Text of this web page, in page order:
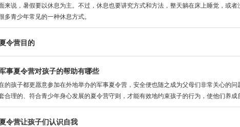
来说，暑假要以休息为主。不过，休息也要讲究方式和方法，整天躺在床上睡觉，或
多青少年常见的一种休息方式。
令营目的
事夏令营对孩子的帮助有哪些
孩子都更愿意参加在外地举办的军事夏令营，安全便也随之成为父母们非常关心的问
合理的、符合青少年身心发展的夏令营守则，才能有效地约束孩子的行为，使他们养成
令营让孩子们认识自我